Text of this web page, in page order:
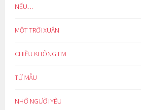
NẾU…
MỘT TRỜI XUÂN
CHIỀU KHÔNG EM
TỪ MẪU
NHỚ NGƯỜI YÊU